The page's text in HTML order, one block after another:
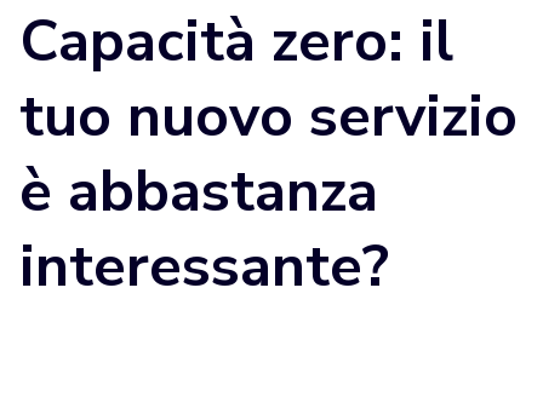
Capacità zero: il
tuo nuovo servizio
è abbastanza
interessante?